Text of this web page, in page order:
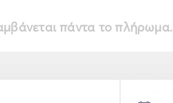
πάντα το πλήρωμα.